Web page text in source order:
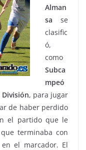
Alman
sa se
clasific
ó,
como
Subca
mpeó
División, para jugar
de haber perdido
el partido que le
terminaba con
en el marcador. El